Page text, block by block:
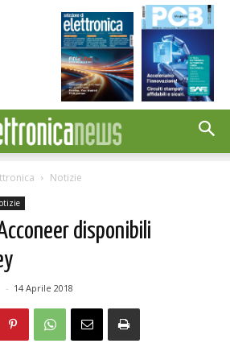
Notizie
disponibili
- 14 Aprile 2018